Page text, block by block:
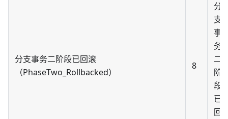
分支事务二阶段已回滚
（PhaseTwo_Rollbacked）
8
分
支
事
务
二
阶
段
已
回